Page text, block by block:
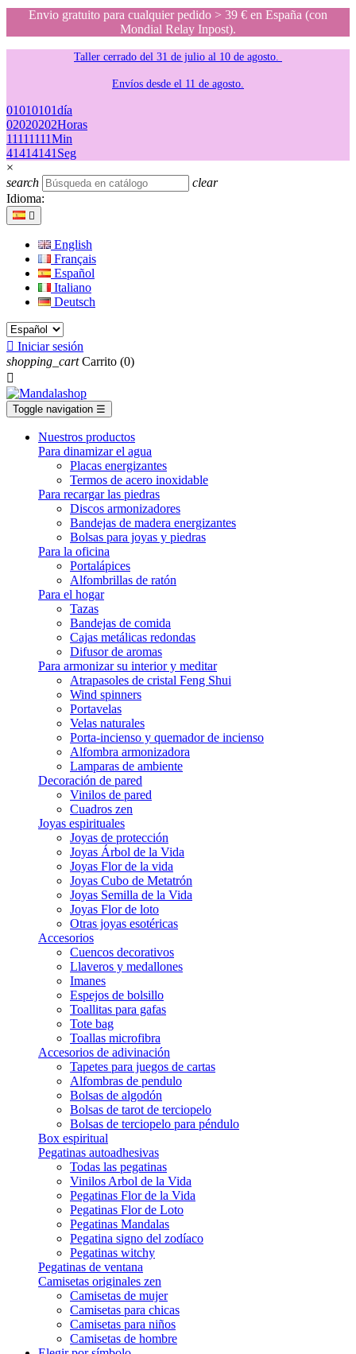
Envio gratuito para cualquier pedido > 39 € en España (con
Mondial Relay Inpost).
Taller cerrado del 31 de julio al 10 de agosto.
Envíos desde el 11 de agosto.
01010101día
02020202Horas
11111111Min
41414141 Seg
×
search
clear
Idioma:

English
Français
Español
Italiano
Deutsch
 Iniciar sesión
shopping_cart Carrito (0)

Toggle navigation ☰
Nuestros productos
Para dinamizar el agua
Placas energizantes
Termos de acero inoxidable
Para recargar las piedras
Discos armonizadores
Bandejas de madera energizantes
Bolsas para joyas y piedras
Para la oficina
Portalápices
Alfombrillas de ratón
Para el hogar
Tazas
Bandejas de comida
Cajas metálicas redondas
Difusor de aromas
Para armonizar su interior y meditar
Atrapasoles de cristal Feng Shui
Wind spinners
Portavelas
Velas naturales
Porta-incienso y quemador de incienso
Alfombra armonizadora
Lamparas de ambiente
Decoración de pared
Vinilos de pared
Cuadros zen
Joyas espirituales
Joyas de protección
Joyas Árbol de la Vida
Joyas Flor de la vida
Joyas Cubo de Metatrón
Joyas Semilla de la Vida
Joyas Flor de loto
Otras joyas esotéricas
Accesorios
Cuencos decorativos
Llaveros y medallones
Imanes
Espejos de bolsillo
Toallitas para gafas
Tote bag
Toallas microfibra
Accesorios de adivinación
Tapetes para juegos de cartas
Alfombras de pendulo
Bolsas de algodón
Bolsas de tarot de terciopelo
Bolsas de terciopelo para péndulo
Box espiritual
Pegatinas autoadhesivas
Todas las pegatinas
Vinilos Arbol de la Vida
Pegatinas Flor de la Vida
Pegatinas Flor de Loto
Pegatinas Mandalas
Pegatina signo del zodíaco
Pegatinas witchy
Pegatinas de ventana
Camisetas originales zen
Camisetas de mujer
Camisetas para chicas
Camisetas para niños
Camisetas de hombre